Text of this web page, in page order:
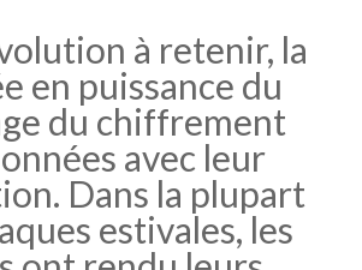
à retenir, la
en puissance du
du chiffrement
avec leur
Dans la plupart
estivales, les